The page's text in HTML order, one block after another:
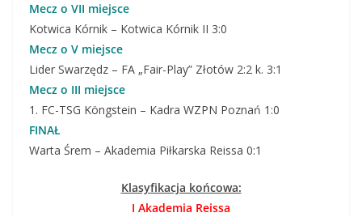
Mecz o VII miejsce
Kotwica Kórnik – Kotwica Kórnik II 3:0
Mecz o V miejsce
Lider Swarzędz – FA „Fair-Play” Złotów 2:2 k. 3:1
Mecz o III miejsce
1. FC-TSG Köngstein – Kadra WZPN Poznań 1:0
FINAŁ
Warta Śrem – Akademia Piłkarska Reissa 0:1
Klasyfikacja końcowa:
I Akademia Reissa